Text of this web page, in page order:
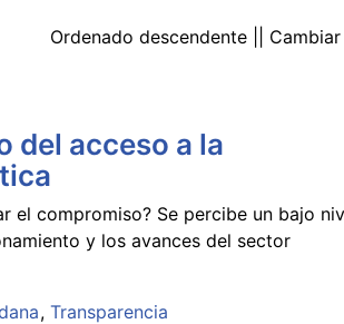
Ordenado descendente || Cambiar
del acceso a la
el compromiso? Se percibe un bajo
y los avances del sector
Transparencia